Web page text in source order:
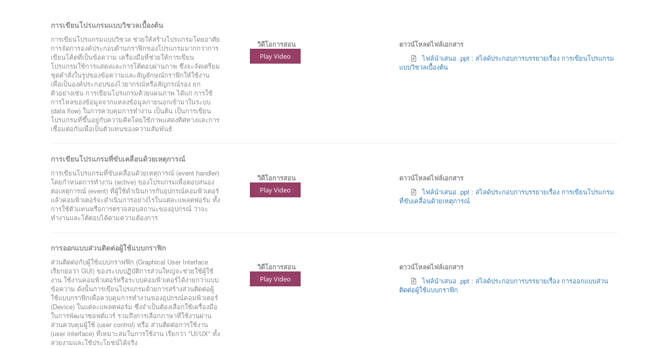
การเขียนโปรแกรมแบบวิชวลเบื้องต้น
การเขียนโปรแกรมแบบวิชวล ช่วยให้สร้างโปรแกรมโดยอาศัย
การจัดการองค์ประกอบด้านกราฟิกของโปรแกรมมากกว่าการ
เขียนโค้ดที่เป็นข้อความ เครื่องมือที่ช่วยให้การเขียน
โปรแกรมใช้การแสดงและการโต้ตอบผ่านภาพ ซึ่งจะจัดเตรียม
ชุดคำสั่งในรูปของข้อความและสัญลักษณ์กราฟิกให้ใช้งาน
เพื่อเป็นองค์ประกอบของไวยากรณ์หรือสัญกรณ์รอง ยก
ตัวอย่างเช่น การเขียนโปรแกรมด้วยแผนภาพ ได้แก่ การใช้
การไหลของข้อมูลจากแหล่งข้อมูลภายนอกเข้ามาในระบบ
(data flow) ในการควบคุมการทำงาน เป็นต้น เป็นการเขียน
โปรแกรมที่ขึ้นอยู่กับความคิดโดยใช้ภาพแสดงทิศทางและการ
เชื่อมต่อกันเพื่อเป็นตัวแทนของความสัมพันธ์
วิดีโอการสอน
Play Video
ดาวน์โหลดไฟล์เอกสาร
ไฟล์นำเสนอ .ppt : สไลด์ประกอบการบรรยายเรื่อง การเขียนโปรแกรม
แบบวิชวลเบื้องต้น
การเขียนโปรแกรมที่ขับเคลื่อนด้วยเหตุการณ์
การเขียนโปรแกรมที่ขับเคลื่อนด้วยเหตุการณ์ (event handler)
โดยกำหนดการทำงาน (active) ของโปรแกรมเพื่อตอบสนอง
ต่อเหตุการณ์ (event) ที่ผู้ใช้ดำเนินการกับอุปกรณ์คอมพิวเตอร์
แล้วคอมพิวเตอร์จะดำเนินการอย่างไรในแต่ละแพลตฟอร์ม ทั้ง
การใช้ตัวแทนหรือการตรวจสอบสถานะของอุปกรณ์ ว่าจะ
ทำงานและโต้ตอบได้ตามความต้องการ
วิดีโอการสอน
Play Video
ดาวน์โหลดไฟล์เอกสาร
ไฟล์นำเสนอ .ppt : สไลด์ประกอบการบรรยายเรื่อง การเขียนโปรแกรม
ที่ขับเคลื่อนด้วยเหตุการณ์
การออกแบบส่วนติดต่อผู้ใช้แบบกราฟิก
ส่วนติดต่อกับผู้ใช้แบบกราฟฟิก (Graphical User Interface
เรียกย่อว่า GUI) ของระบบปฏิบัติการส่วนใหญ่จะช่วยใช้ผู้ใช้
งาน ใช้งานคอมพิวเตอร์หรือระบบคอมพิวเตอร์ได้ง่ายกว่าแบบ
ข้อความ ดังนั้นการเขียนโปรแกรมด้วยการสร้างส่วนติดต่อผู้
ใช้แบบกราฟิกเพื่อควบคุมการทำงานของอุปกรณ์คอมพิวเตอร์
(Device) ในแต่ละแพลตฟอร์ม ซึ่งจำเป็นต้องเลือกใช้เครื่องมือ
ในการพัฒนาซอฟต์แวร์ รวมถึงการเลือกภาษาที่ใช้งานผ่าน
ส่วนควบคุมผู้ใช้ (user control) หรือ ส่วนติดต่อการใช้งาน
(user interface) ที่เหมาะสมในการใช้งาน เรียกว่า "UI/UX" ทั้ง
สวยงามและใช้ประโยชน์ได้จริง
วิดีโอการสอน
Play Video
ดาวน์โหลดไฟล์เอกสาร
ไฟล์นำเสนอ .ppt : สไลด์ประกอบการบรรยายเรื่อง การออกแบบส่วน
ติดต่อผู้ใช้แบบกราฟิก